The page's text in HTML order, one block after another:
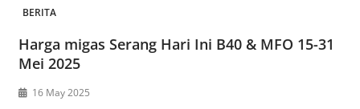
BERITA
Harga migas Serang Hari Ini B40 & MFO 15-31
Mei 2025
16 May 2025